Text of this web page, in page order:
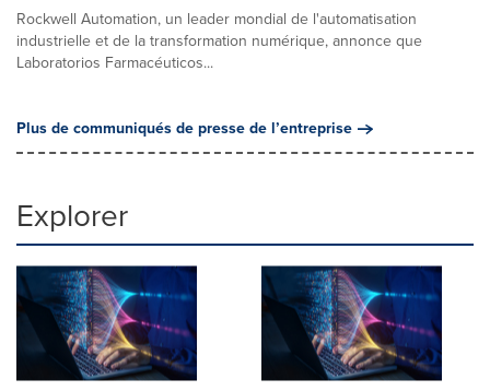
Rockwell Automation, un leader mondial de l'automatisation
industrielle et de la transformation numérique, annonce que
Laboratorios Farmacéuticos...
Plus de communiqués de presse de l’entreprise
Explorer